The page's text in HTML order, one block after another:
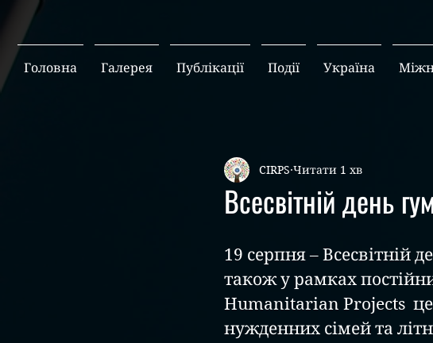
Головна Галерея Публікації Події Україна
Всесвітній день
CIRPS Читати 1 хв
19 серпня – Всесвітній
також у рамках
Humanitarian Projects
нужденних сімей та